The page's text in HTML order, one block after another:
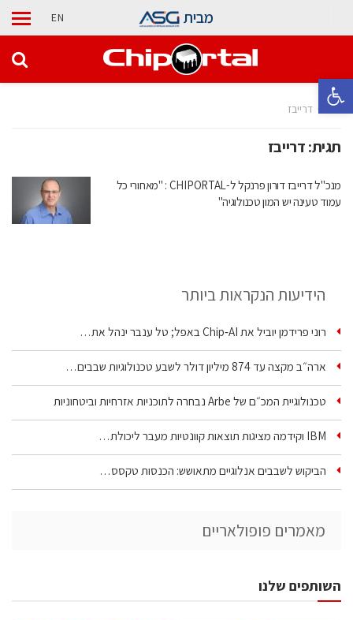
פתח סרגל נגישות
מבית EN
בית דרייבז
תגית:דרייבז
מנכ"ל דרייבז דורון פרנקל ל-CHIPORTAL : "מאחורי כל
עמוד טעינה יש המון טכנולוגיה"
הידיעות הנקראות ביותר
רוני פרידמן יוביל את Chip‑AI באפל; טל ענבר ינהל את…
ארה״ב מקצה עד 874 מיליון דולר לשבע טכנולוגיות שבבים…
טכנולוגיית המכ״ם של Arbe נבחרה לתוכניות אזרחיות וביטחוניות
IBM וקידמה מציגות תוצאות קוונטיות מעבר ליכולת…
הביקוש לשבבים אנלוגיים מתאושש: הכנסות טקסס…
מאמרים פופולאריים
השותפים שלנו